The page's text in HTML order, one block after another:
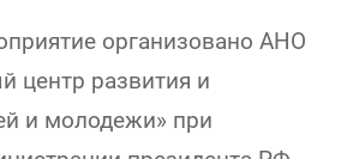
организовано АНО
центр развития и
и молодежи» при